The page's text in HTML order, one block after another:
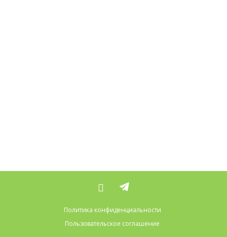
Политика конфиденциальности
Пользовательское соглашение